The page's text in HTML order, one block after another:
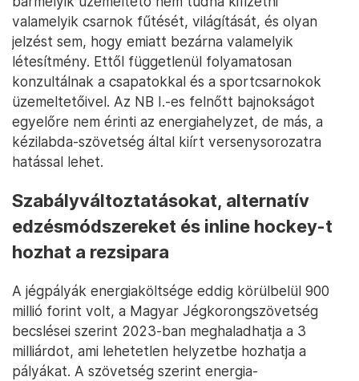
valamelyik csarnok fűtését, világítását, és olyan
jelzést sem, hogy emiatt bezárna valamelyik
létesítmény. Ettől függetlenül folyamatosan
konzultálnak a csapatokkal és a sportcsarnokok
üzemeltetőivel. Az NB I.-es felnőtt bajnokságot
egyelőre nem érinti az energiahelyzet, de más, a
kézilabda-szövetség által kiírt versenysorozatra
hatással lehet.
Szabályváltoztatásokat, alternatív
edzésmódszereket és inline hockey-t
hozhat a rezsipara
A jégpályák energiaköltsége eddig körülbelül 900
millió forint volt, a Magyar Jégkorongszövetség
becslései szerint 2023-ban meghaladhatja a 3
milliárdot, ami lehetetlen helyzetbe hozhatja a
pályákat. A szövetség szerint energia-